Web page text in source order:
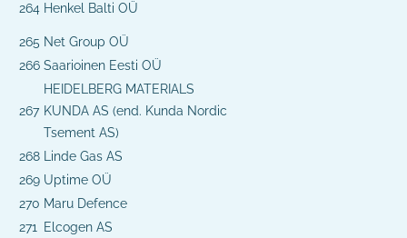
264 Henkel Balti OÜ
265 Net Group OÜ
266 Saarioinen Eesti OÜ
267
HEIDELBERG MATERIALS
KUNDA AS (end. Kunda Nordic
Tsement AS)
268
Linde Gas AS
269 Uptime OÜ
270 Maru Defence
271
Elcogen AS